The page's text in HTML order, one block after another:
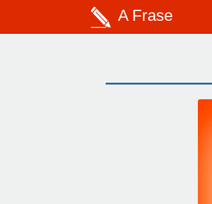
A Frase